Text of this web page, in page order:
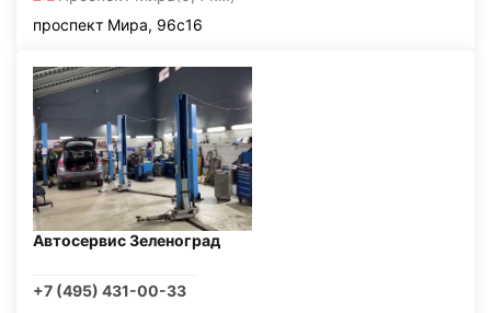
проспект Мира, 96с16
Автосервис Зеленоград
+7 (495) 431-00-33